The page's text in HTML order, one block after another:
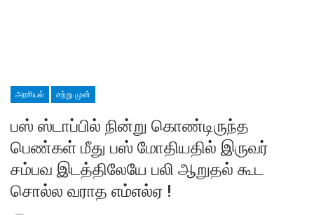
அரசியல் சற்று முன்
பஸ் ஸ்டாப்பில் நின்று கொண்டிருந்த
பெண்கள் மீது பஸ் மோதியதில் இருவர்
சம்பவ இடத்திலேயே பலி ஆறுதல் கூட
சொல்ல வராத எம்எல்ஏ !